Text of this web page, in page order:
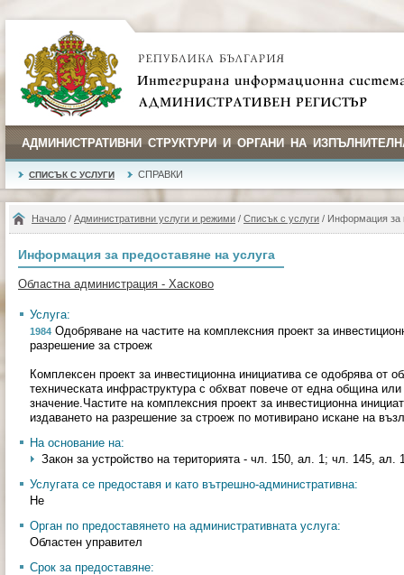
АДМИНИСТРАТИВНИ СТРУКТУРИ И ОРГАНИ НА
СПИСЪК С УСЛУГИ СПРАВКИ
Начало / Административни услуги и режими / Списък с услуги / Информация за
Информация за предоставяне на услуга
Областна администрация - Хасково
Услуга:
1984 Одобряване на частите на комплексния проект за
разрешение за строеж
Комплексен проект за инвестиционна инициатива се одобрява от
техническата инфраструктура с обхват повече от една община или
значение.Частите на комплексния проект за инвестиционна
издаването на разрешение за строеж по мотивирано искане на
На основание на:
Закон за устройство на територията - чл. 150, ал. 1; чл. 145, ал.
Услугата се предоставя и като вътрешно-административна:
Не
Орган по предоставянето на административната услуга:
Областен управител
Срок за предоставяне: